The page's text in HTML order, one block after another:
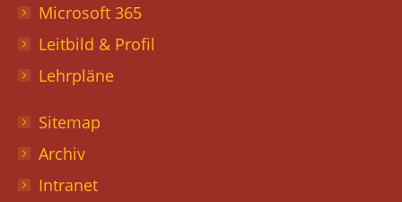
Microsoft 365
Leitbild & Profil
Lehrpläne
Sitemap
Archiv
Intranet